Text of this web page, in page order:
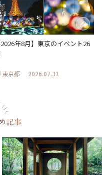
2026年8月】東京のイベント26
東京都 2026.07.31
記事